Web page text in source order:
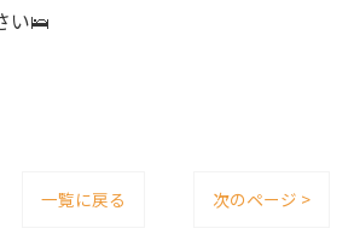
い🛌
一覧に戻る 次のページ >